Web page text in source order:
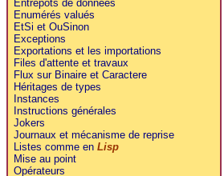
Entrepôts de données
Enumérés valués
EtSi et OuSinon
Exceptions
Exportations et les importations
Files d'attente et travaux
Flux sur Binaire et Caractere
Héritages de types
Instances
Instructions générales
Jokers
Journaux et mécanisme de reprise
Listes comme en Lisp
Mise au point
Opérateurs